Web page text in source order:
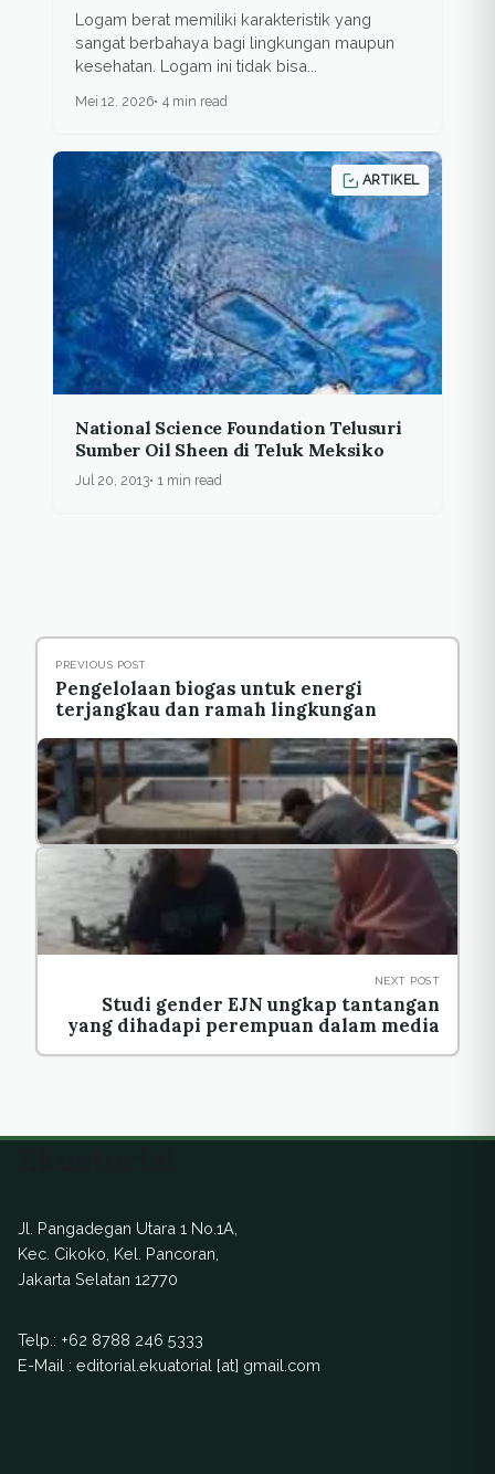
Logam berat memiliki karakteristik yang
sangat berbahaya bagi lingkungan maupun
kesehatan. Logam ini tidak bisa...
Mei 12, 2026 4 min read
ARTIKEL
National Science Foundation Telusuri
Sumber Oil Sheen di Teluk Meksiko
Jul 20, 2013 1 min read
PREVIOUS POST
Pengelolaan biogas untuk energi
terjangkau dan ramah lingkungan
NEXT POST
Studi gender EJN ungkap tantangan
yang dihadapi perempuan dalam media
Jl. Pangadegan Utara 1 No.1A,
Kec. Cikoko, Kel. Pancoran,
Jakarta Selatan 12770
Telp.: +62 8788 246 5333
E-Mail : editorial.ekuatorial [at] gmail.com